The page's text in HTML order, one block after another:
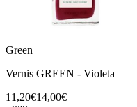
Green
Vernis GREEN - Violeta
11,20€14,00€